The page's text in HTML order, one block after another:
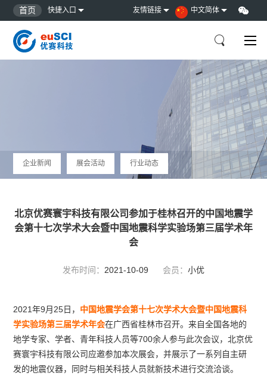
首页 快捷入口 友情链接 中文简体
企业新闻 展会活动 行业动态
北京优赛寰宇科技有限公司参加于桂林召开的中国地震学
会第十七次学术大会暨中国地震科学实验场第三届学术年
会
发布时间： 2021-10-09 会员： 小优
2021年9月25日， 中国地震学会第十七次学术大会暨中国地震科
学实验场第三届学术年会在广西省桂林市召开。来自全国各地的
地学专家、学者、青年科技人员等700余人参与此次会议，北京优
赛寰宇科技有限公司应邀参加本次展会，并展示了一系列自主研
发的地震仪器，同时与相关科技人员就新技术进行交流洽谈。